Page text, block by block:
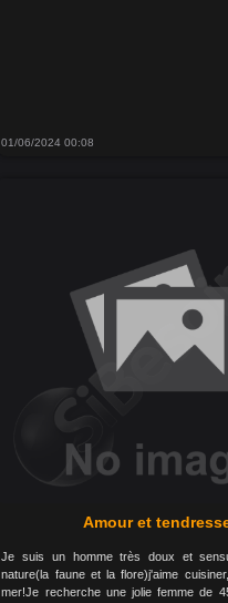
01/06/2024 00:08
Amour et
Je suis un homme très doux et
nature(la faune et la flore)j'aime
mer!Je recherche une jolie femme de